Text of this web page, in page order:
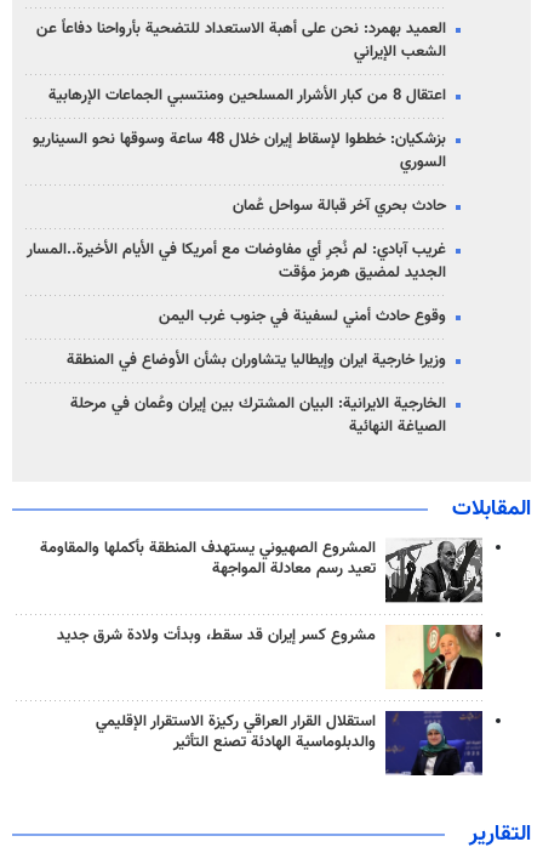
العميد بهمرد: نحن على أهبة الاستعداد للتضحية بأرواحنا دفاعاً عن
الشعب الإيراني
اعتقال 8 من كبار الأشرار المسلحين ومنتسبي الجماعات الإرهابية
بزشكيان: خططوا لإسقاط إيران خلال 48 ساعة وسوقها نحو السيناريو
السوري
حادث بحري آخر قبالة سواحل عُمان
غريب آبادي: لم نُجرِ أي مفاوضات مع أمريكا في الأيام الأخيرة..المسار
الجديد لمضيق هرمز مؤقت
وقوع حادث أمني لسفينة في جنوب غرب اليمن
وزيرا خارجية ايران وإيطاليا يتشاوران بشأن الأوضاع في المنطقة
الخارجية الايرانية: البيان المشترك بين إيران وعُمان في مرحلة
الصياغة النهائية
المقابلات
المشروع الصهيوني يستهدف المنطقة بأكملها والمقاومة
تعيد رسم معادلة المواجهة
مشروع كسر إيران قد سقط، وبدأت ولادة شرق جديد
استقلال القرار العراقي ركيزة الاستقرار الإقليمي
والدبلوماسية الهادئة تصنع التأثير
التقارير